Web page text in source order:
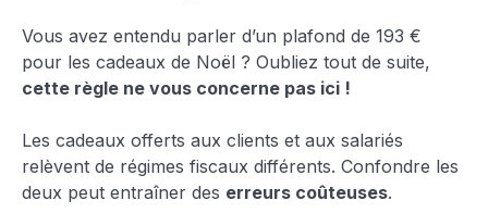
Vous avez entendu parler d’un plafond de 193 €
pour les cadeaux de Noël ? Oubliez tout de suite,
cette règle ne vous concerne pas ici !
Les cadeaux offerts aux clients et aux salariés
relèvent de régimes fiscaux différents. Confondre les
deux peut entraîner des erreurs coûteuses.